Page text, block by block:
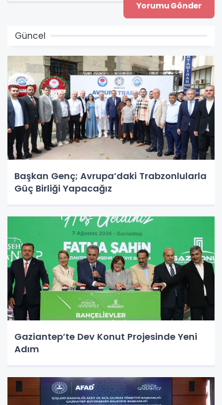
Güncel
Başkan Genç; Avrupa’daki Trabzonlularla
Güç Birliği Yapacağız
Gaziantep’te Dev Konut Projesinde Yeni
Adım